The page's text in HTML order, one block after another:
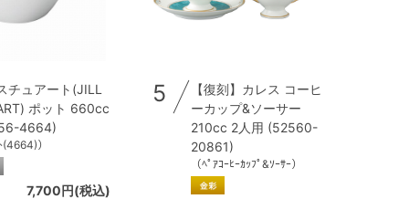
チュアート(JILL
ポット 660cc
4664)
）
7,700円(税込)
5
【復刻】カレス コーヒ
ーカップ&ソーサー
210cc 2人用 (52560-
20861)
（ﾍﾟｱｺｰﾋｰｶｯﾌﾟ&ｿｰｻｰ）